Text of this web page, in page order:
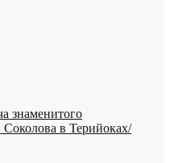
знаменитого
Соколова в Терийоках/